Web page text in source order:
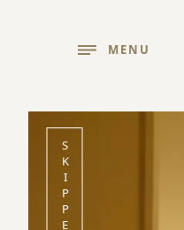
MENU
SKIPPEN